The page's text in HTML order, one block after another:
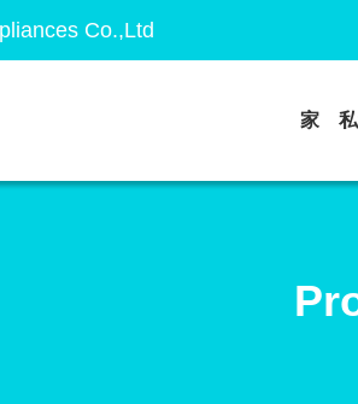
Co.,Ltd
家